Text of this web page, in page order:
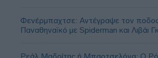
Φενέρμπαχτσε: Αντέγραψε τον
Παναθηναϊκό με Spiderman και Λιβάι